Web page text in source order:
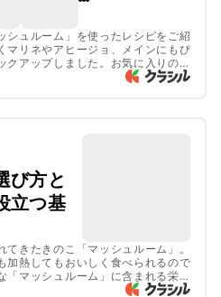
シュルーム」を使ったレシピをご紹
マリネやアヒージョ、メインにもぴ
クアップしました。お気に入りのレ
び方と
立つ基
きたきのこ「マッシュルーム」。
加熱してもおいしく食べられるので
「マッシュルーム」に含まれる栄養
。